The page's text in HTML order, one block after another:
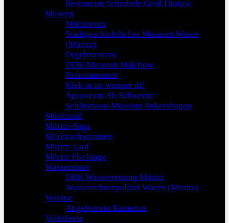
Restaurant Schmiede Groß Dratow
Museen
Müritzeum
Stadtgeschichtliches Museum Waren
(Müritz)
Orgelmuseum
DDR-Museum Malchow
Kunstmuseum
Kiek in un wunner di!
Agroneum Alt Schwerin
Schliemann-Museum Ankershagen
Müritzsail
Müritz-Saga
Müritzschwimmen
Müritz-Lauf
Müritz Fischtage
Wassersport
DRK Wasserrettung Müritz
Wasserschutzpolizei Waren (Müritz)
Vereine
Angelverein Kamerun
Volksfeste